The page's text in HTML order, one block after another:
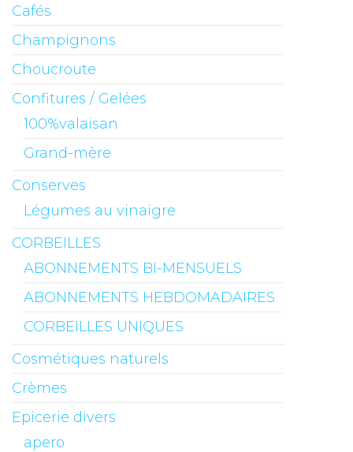
Cafés
Champignons
Choucroute
Confitures / Gelées
100%valaisan
Grand-mère
Conserves
Légumes au vinaigre
CORBEILLES
ABONNEMENTS BI-MENSUELS
ABONNEMENTS HEBDOMADAIRES
CORBEILLES UNIQUES
Cosmétiques naturels
Crèmes
Epicerie divers
apero